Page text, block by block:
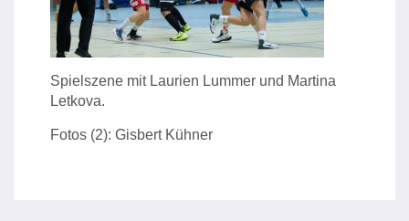
Spielszene mit Laurien Lummer und Martina
Letkova.
Fotos (2): Gisbert Kühner